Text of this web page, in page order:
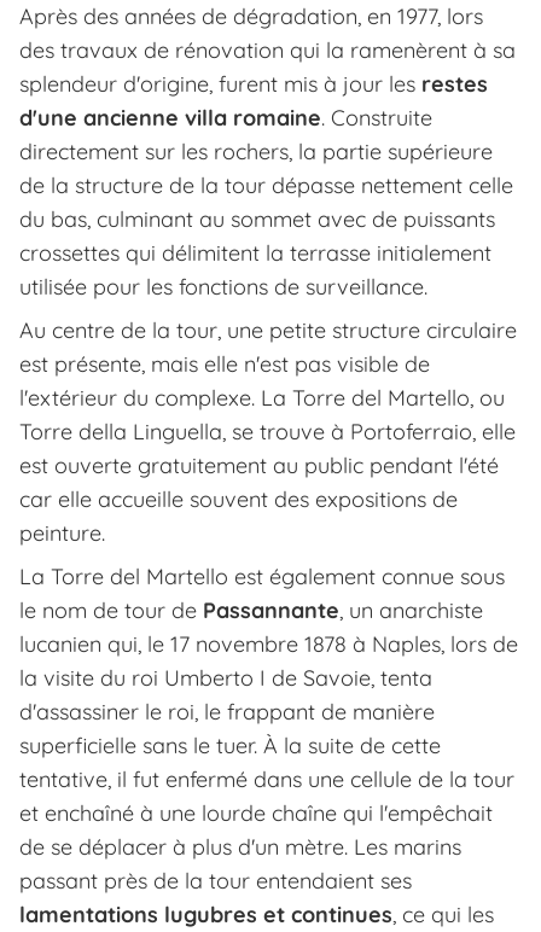
Après des années de dégradation, en 1977, lors
des travaux de rénovation qui la ramenèrent à sa
splendeur d'origine, furent mis à jour les restes
d'une ancienne villa romaine. Construite
directement sur les rochers, la partie supérieure
de la structure de la tour dépasse nettement celle
du bas, culminant au sommet avec de puissants
crossettes qui délimitent la terrasse initialement
utilisée pour les fonctions de surveillance.
Au centre de la tour, une petite structure circulaire
est présente, mais elle n'est pas visible de
l'extérieur du complexe. La Torre del Martello, ou
Torre della Linguella, se trouve à Portoferraio, elle
est ouverte gratuitement au public pendant l'été
car elle accueille souvent des expositions de
peinture.
La Torre del Martello est également connue sous
le nom de tour de Passannante, un anarchiste
lucanien qui, le 17 novembre 1878 à Naples, lors de
la visite du roi Umberto I de Savoie, tenta
d'assassiner le roi, le frappant de manière
superficielle sans le tuer. À la suite de cette
tentative, il fut enfermé dans une cellule de la tour
et enchaîné à une lourde chaîne qui l'empêchait
de se déplacer à plus d'un mètre. Les marins
passant près de la tour entendaient ses
lamentations lugubres et continues, ce qui les